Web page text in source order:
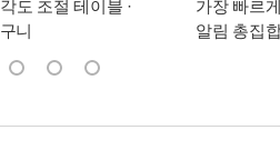
도 조절 테이블 ·
니
가장 빠르
알림 총집